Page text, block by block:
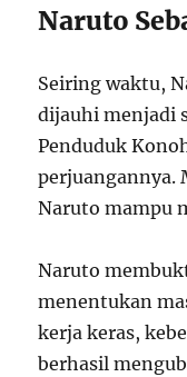
Naruto
Seiring waktu,
dijauhi menjadi
Penduduk
perjuangannya.
Naruto mampu
Naruto
menentukan
kerja keras,
berhasil